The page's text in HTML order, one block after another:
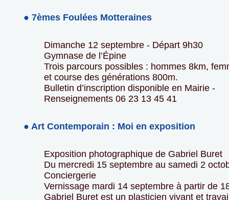
● 7èmes Foulées Motteraines
Dimanche 12 septembre - Départ 9h30
Gymnase de l’Épine
Trois parcours possibles : hommes 8km,
et course des générations 800m.
Bulletin d’inscription disponible en Mairie -
Renseignements 06 23 13 45 41
● Art Contemporain : Moi en exposition
Exposition photographique de Gabriel Buret
Du mercredi 15 septembre au samedi 2
Conciergerie
Vernissage mardi 14 septembre à partir de
Gabriel Buret est un plasticien vivant et